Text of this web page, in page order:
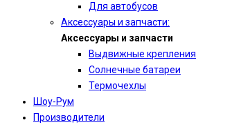
Для автобусов
Аксессуары и запчасти:
Аксессуары и запчасти
Выдвижные крепления
Солнечные батареи
Термочехлы
Шоу-Рум
Производители